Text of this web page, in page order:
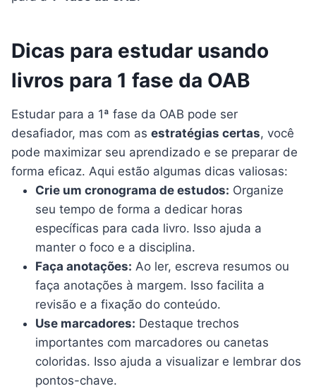
Dicas para estudar usando
livros para 1 fase da OAB
Estudar para a 1ª fase da OAB pode ser
desafiador, mas com as estratégias certas, você
pode maximizar seu aprendizado e se preparar de
forma eficaz. Aqui estão algumas dicas valiosas:
Crie um cronograma de estudos: Organize
seu tempo de forma a dedicar horas
específicas para cada livro. Isso ajuda a
manter o foco e a disciplina.
Faça anotações: Ao ler, escreva resumos ou
faça anotações à margem. Isso facilita a
revisão e a fixação do conteúdo.
Use marcadores: Destaque trechos
importantes com marcadores ou canetas
coloridas. Isso ajuda a visualizar e lembrar dos
pontos-chave.